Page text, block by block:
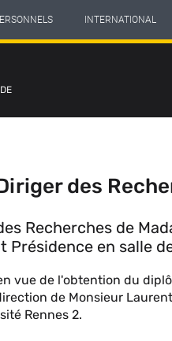
INTERNATIONAL
des
Recherches de
en salle
vue de l'obtention du
de Monsieur
Rennes 2.